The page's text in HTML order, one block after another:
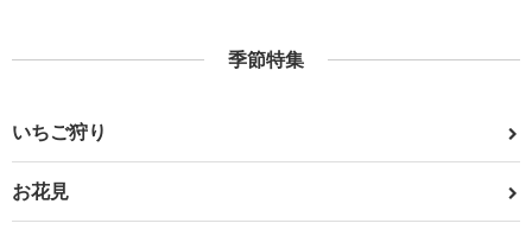
季節特集
いちご狩り
お花見